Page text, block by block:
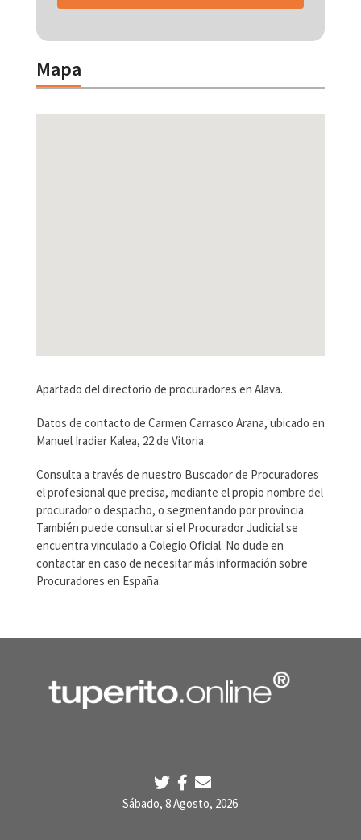
Mapa
Apartado del directorio de procuradores en Alava.
Datos de contacto de Carmen Carrasco Arana, ubicado en
Manuel Iradier Kalea, 22 de Vitoria.
Consulta a través de nuestro Buscador de Procuradores
el profesional que precisa, mediante el propio nombre del
procurador o despacho, o segmentando por provincia.
También puede consultar si el Procurador Judicial se
encuentra vinculado a Colegio Oficial. No dude en
contactar en caso de necesitar más información sobre
Procuradores en España.
Sábado, 8 Agosto, 2026